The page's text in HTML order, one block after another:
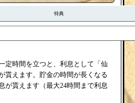
特典
定時間を立つと、利息として「仙
貰えます。貯金の時間が長くなる
が貰えます（最大24時間まで利息